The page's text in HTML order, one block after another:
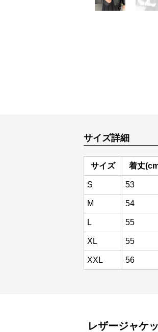
サイズ詳細
サイズ 着丈
S 53
M 54
L 55
XL 55
XXL 56
レザージャケ